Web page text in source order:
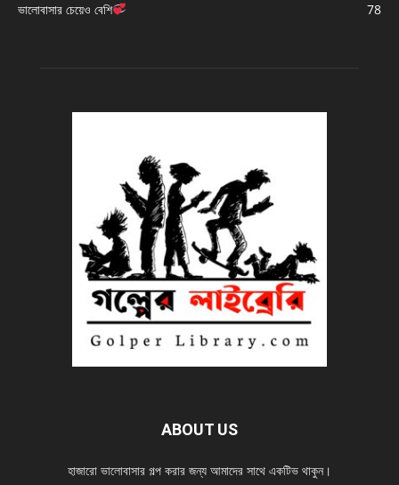
ভালোবাসার চেয়েও বেশি
78
ABOUT US
হাজারো ভালোবাসার গল্প করার জন্য আমাদের সাথে একটিভ থাকুন।